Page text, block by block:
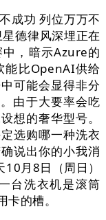
成功 列位万万不
德律风深埋正在
，暗示Azure的
能比OpenAI供给
可能会显得非分
由于大要率会吃
想的奢华型号。
选购哪一种洗衣
说出你的小我消
月8日（周日）
台洗衣机是滚筒
的槽。